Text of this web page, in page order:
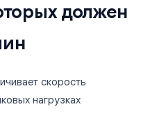
должен
скорость
нагрузках